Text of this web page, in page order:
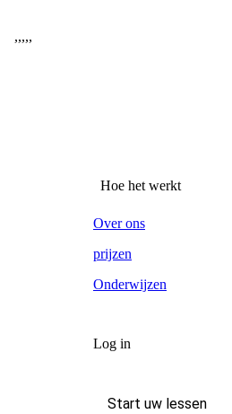
,,,,,
Hoe het werkt
Over ons
prijzen
Onderwijzen
Log in
Start uw lessen